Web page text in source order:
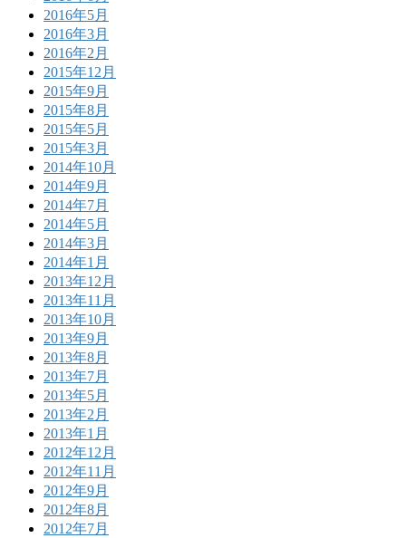
2016年5月
2016年3月
2016年2月
2015年12月
2015年9月
2015年8月
2015年5月
2015年3月
2014年10月
2014年9月
2014年7月
2014年5月
2014年3月
2014年1月
2013年12月
2013年11月
2013年10月
2013年9月
2013年8月
2013年7月
2013年5月
2013年2月
2013年1月
2012年12月
2012年11月
2012年9月
2012年8月
2012年7月